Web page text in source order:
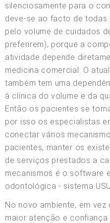
silenciosamente para o
deve-se ao facto de todas
pelo volume de cuidados
preferirem), porque a
atividade depende
medicina comercial. O
também tem uma
à clínica do volume e da
Então os pacientes se
por isso os especialistas
conectar vários
pacientes, manter os
de serviços prestados a
mecanismos é o software
odontológica - sistema
No novo ambiente, em
maior atenção e